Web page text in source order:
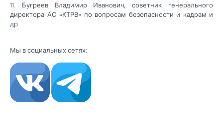
11. Бугреев Владимир Иванович, советник генерального
директора АО «КТРВ» по вопросам безопасности и кадрам и
др.
Мы в социальных сетях: